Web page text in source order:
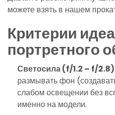
можете взять в нашем
Критерии
портретного
Светосила (f/1.2 – f/
размывать фон
слабом освещении без
именно на модели.